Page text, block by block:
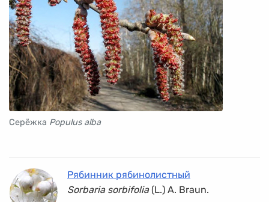
Серёжка Populus alba
Рябинник рябинолистный
Sorbaria sorbifolia(L.) A. Braun.